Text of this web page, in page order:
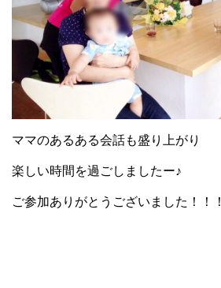
ママのあるある会話も盛り上がり
楽しい時間を過ごしましたー♪
ご参加ありがとうございました！！！